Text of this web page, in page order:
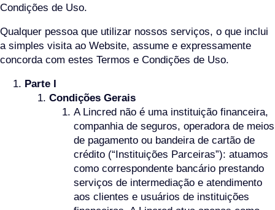
Condições de Uso.
Qualquer pessoa que utilizar nossos serviços, o que inclui
a simples visita ao Website, assume e expressamente
concorda com estes Termos e Condições de Uso.
Parte I
Condições Gerais
A Lincred não é uma instituição financeira,
companhia de seguros, operadora de meios
de pagamento ou bandeira de cartão de
crédito (“Instituições Parceiras”): atuamos
como correspondente bancário prestando
serviços de intermediação e atendimento
aos clientes e usuários de instituições